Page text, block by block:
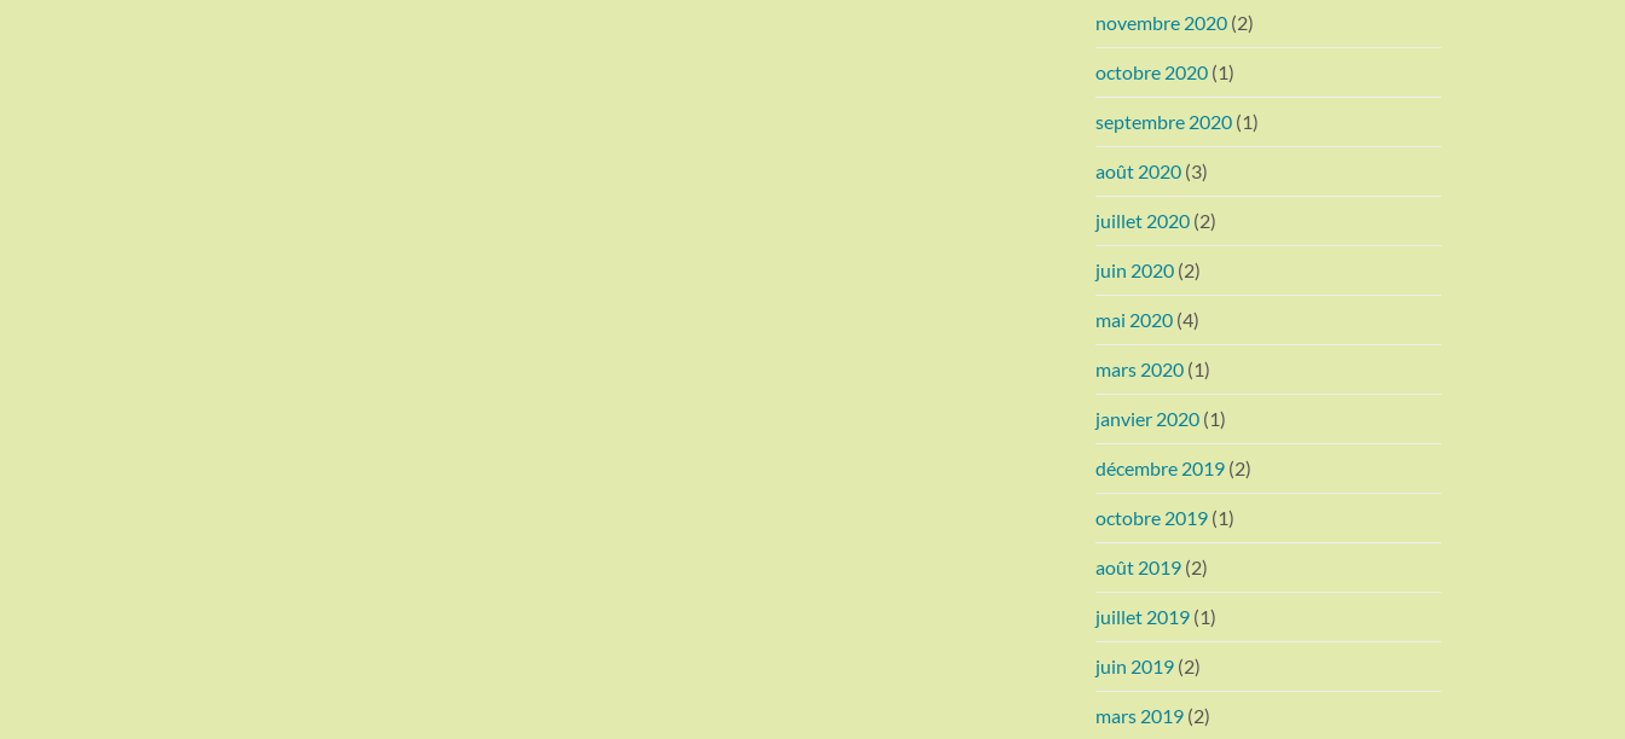
novembre 2020 (2)
octobre 2020 (1)
septembre 2020 (1)
août 2020 (3)
juillet 2020 (2)
juin 2020 (2)
mai 2020 (4)
mars 2020 (1)
janvier 2020 (1)
décembre 2019 (2)
octobre 2019 (1)
août 2019 (2)
juillet 2019 (1)
juin 2019 (2)
mars 2019 (2)